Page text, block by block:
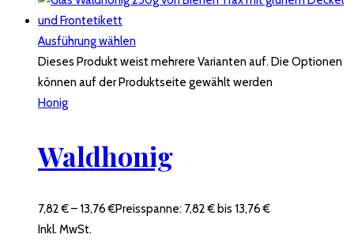
Ausführung wählen
Dieses Produkt weist mehrere Varianten auf. Die Optionen
können auf der Produktseite gewählt werden
Honig
Waldhonig
7,82€– 13,76€Preisspanne: 7,82 € bis 13,76 €
Inkl. MwSt.